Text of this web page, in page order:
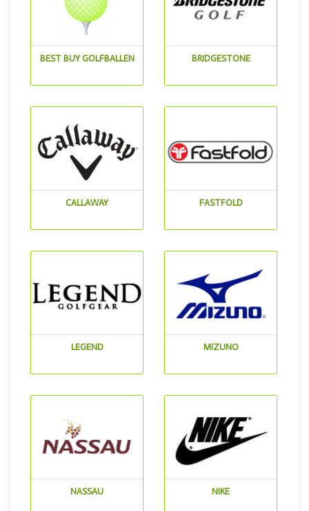
BEST BUY GOLFBALLEN BRIDGESTONE
CALLAWAY FASTFOLD
LEGEND MIZUNO
NASSAU NIKE